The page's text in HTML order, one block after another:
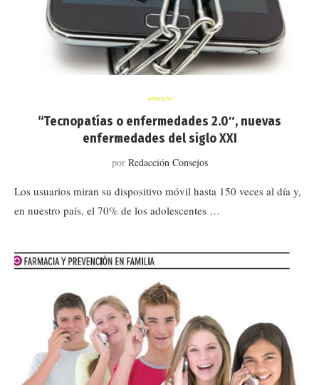
artículo
“Tecnopatías o enfermedades 2.0″, nuevas
enfermedades del siglo XXI
por Redacción Consejos
Los usuarios miran su dispositivo móvil hasta 150 veces al día y,
en nuestro país, el 70% de los adolescentes …